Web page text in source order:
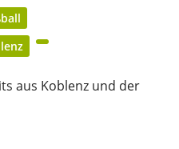
aus Koblenz und der